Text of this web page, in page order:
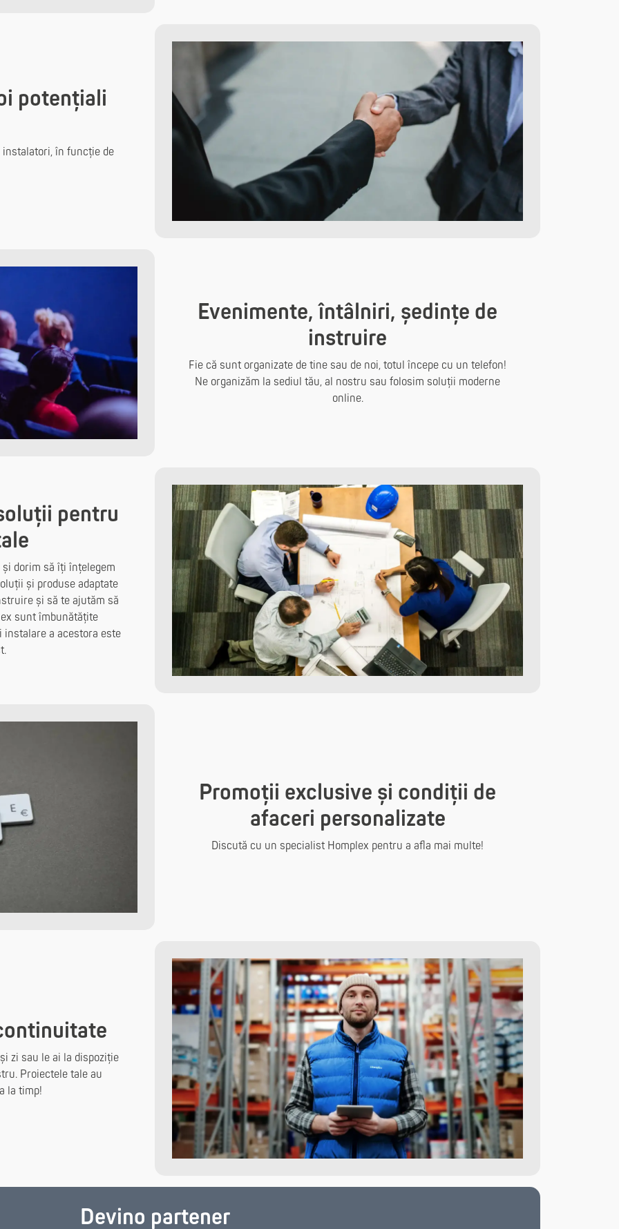
potențiali
în funcție de
Evenimente, întâlniri, ședințe de
instruire
Fie că sunt organizate de tine sau de noi, totul începe cu un telefon!
Ne organizăm la sediul tău, al nostru sau folosim soluții moderne
online.
pentru
dorim să îți înțelegem
și produse adaptate
și să te ajutăm să
sunt îmbunătățite
a acestora este
Promoții exclusive și condiții de
afaceri personalizate
Discută cu un specialist Homplex pentru a afla mai multe!
zi sau le ai la dispoziție
Proiectele tale au
la timp!
Devino partener